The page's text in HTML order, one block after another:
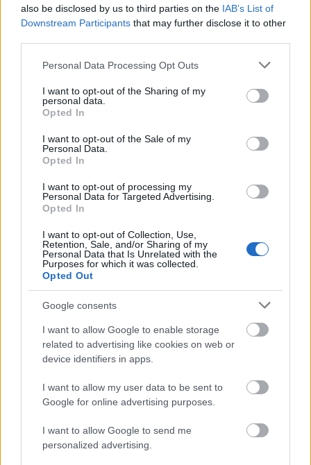
also be disclosed by us to third parties on the IAB’s List of
Downstream Participants that may further disclose it to other
Please note that this website/app uses one or more Google
not limited to your visit or usage behaviour. You may click to
grant or deny consent to Google and its third-party tags to
use your data for below specified purposes in below Google
consent section.
Personal Data Processing Opt Outs
I want to opt-out of the Sharing of my
personal data.
Opted In
I want to opt-out of the Sale of my
Personal Data.
Opted In
I want to opt-out of processing my
Personal Data for Targeted Advertising.
Opted In
I want to opt-out of Collection, Use,
Retention, Sale, and/or Sharing of my
Personal Data that Is Unrelated with the
Purposes for which it was collected.
Opted Out
Google consents
I want to allow Google to enable storage
related to advertising like cookies on web or
device identifiers in apps.
I want to allow my user data to be sent to
Google for online advertising purposes.
I want to allow Google to send me
personalized advertising.
HÍREK 2026. MÁJ. 11. MTI
A globális élelmiszerárak áprilisban 1,6
százalékkal emelkedtek márciushoz képest.
Ez a harmadik egymást követő növekedés
havi összevetésben, de az ütem lassult a
márciusi 2,4 százalékos dráguláshoz képest -
Szervezetének (FAO) honlapján.
A nemzetközi élelmiszer-nyersanyagárak
irányadó árindexe 130,7 pont lett áprilisban
2,1 ponttal, 1,6 százalékkal magasabb az előző
havinál és 2,5 ponttal, 2 százalékkal
magasabb a tavaly áprilisinál. A növényi
olajok, a hús és a gabonafélék árindexei
változó mértékben emelkedtek, amit részben